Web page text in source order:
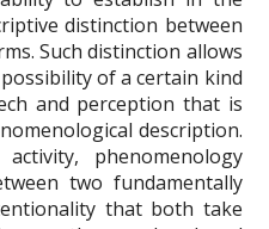
distinction between
Such distinction allows
of a certain kind
and perception that is
description.
phenomenology
two fundamentally
that both take